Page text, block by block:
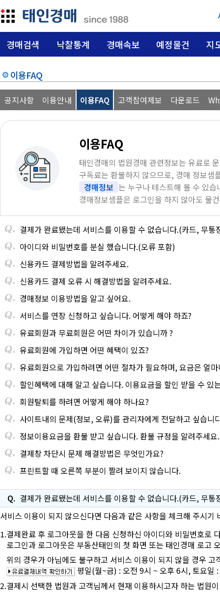
경매검색 낙찰통계 경매속보 예정물건 지
이용FAQ
공지사항 이용안내 이용FAQ 고객참여제보 다운로드
이용FAQ
태인경매의 법원경매 관련정보는 유료로
구독료는 환불하지 않으므로, 경매 정보샘
경매정보 는 누구나 테스트해 볼 수 있습
경매정보샘플은 로그인을 하지 않아도 물
결제가 완료됐는데 서비스를 이용할 수 없습니다.(카드, 무통
아이디와 비밀번호를 분실 했습니다.(오류 포함)
신용카드 결제방법을 알려주세요.
신용카드 결제 오류 시 해결방법을 알려주세요.
경매정보 이용방법을 알고 싶어요.
서비스를 연장 신청하고 싶습니다. 어떻게 해야 하죠?
유료회원과 무료회원은 어떤 차이가 있습니까 ?
유료회원에 가입하면 어떤 혜택이 있죠?
유료회원으로 가입하려면 어떤 절차가 필요하며, 요금은 얼마
할인혜택에 대해 알고 싶습니다. 이용요금을 할인 받을 수 있
회원탈퇴를 하려면 어떻게 해야 하나요?
사이트내의 문제(정보, 오류)를 관리자에게 전달하고 싶습니
정보이용요금을 환불 받고 싶습니다. 환불 규정을 알려주세요.
결제창 차단시 문제 해결방법은 무엇인가요?
프린트할 때 오른쪽 부분이 짤려 보이지 않습니다.
Q. 결제가 완료됐는데 서비스를 이용할 수 없습니다.(카드, 무통
서비스 이용이 되지 않으신다면 다음과 같은 사항을 체크해 주시기
1.결제완료 후 로그아웃을 한 다음 신청하신 아이디와 비밀번호로
로그인과 로그아웃은 부동산태인의 첫 화면 또는 태인경매 로고
위의 경우가 아님에도 불구하고 서비스 이용이 되지 않을 경우
평일(월~금) : 오전 9시 ~ 오후 6시, 토요일
2.결제시 선택한 법원과 고객님께서 현재 이용하시고자 하는 법원